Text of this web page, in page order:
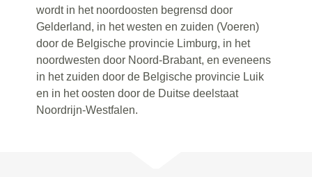
wordt in het noordoosten begrensd door
Gelderland, in het westen en zuiden (Voeren)
door de Belgische provincie Limburg, in het
noordwesten door Noord-Brabant, en eveneens
in het zuiden door de Belgische provincie Luik
en in het oosten door de Duitse deelstaat
Noordrijn-Westfalen.